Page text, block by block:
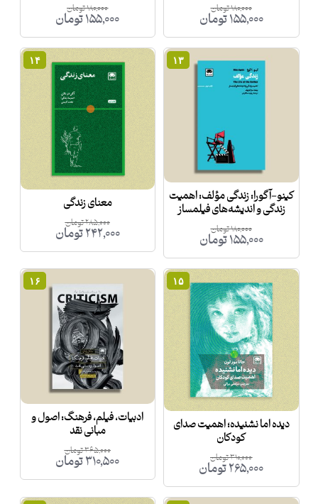
۱۸۰,۰۰۰تومان
۱۵۵,۰۰۰تومان
۱۸۰,۰۰۰تومان
۱۵۵,۰۰۰تومان
۱۳
کینو-آگورا: زندگی مؤلف: اهمیت
زندگی و اندیشه‌های فیلمساز
۱۸۰,۰۰۰تومان
۱۵۵,۰۰۰تومان
۱۴
معنای زندگی
۲۸۵,۰۰۰تومان
۲۴۲,۰۰۰تومان
۱۵
دیده اما نشنیده؛ اهمیت صدای
کودکان
۳۱۰,۰۰۰تومان
۲۶۵,۰۰۰تومان
۱۶
ادبیات، فیلم، فرهنگ: اصول و
مبانی نقد
۳۶۵,۰۰۰تومان
۳۱۰,۵۰۰تومان